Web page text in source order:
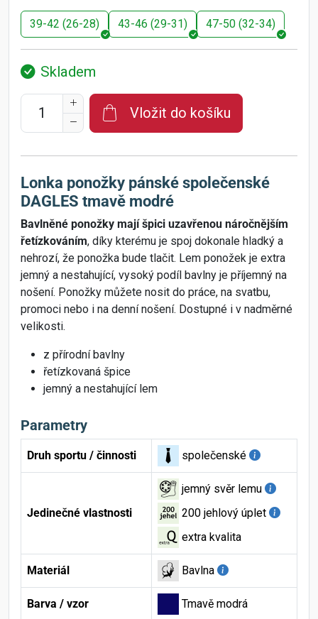
39-42 (26-28) 43-46 (29-31) 47-50 (32-34)
Skladem
Vložit do košíku
Lonka ponožky pánské společenské
DAGLES tmavě modré
Bavlněné ponožky mají špici uzavřenou náročnějším
řetízkováním, díky kterému je spoj dokonale hladký a
nehrozí, že ponožka bude tlačit. Lem ponožek je extra
jemný a nestahující, vysoký podíl bavlny je příjemný na
nošení. Ponožky můžete nosit do práce, na svatbu,
promoci nebo i na denní nošení. Dostupné i v nadměrné
velikosti.
z přírodní bavlny
řetízkovaná špice
jemný a nestahující lem
Parametry
Druh sportu / činnosti společenské
Jedinečné vlastnosti
jemný svěr lemu
200 jehlový úplet
extra kvalita
Materiál Bavlna
Barva / vzor Tmavě modrá